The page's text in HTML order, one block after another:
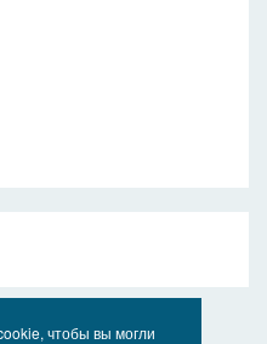
чтобы вы могли